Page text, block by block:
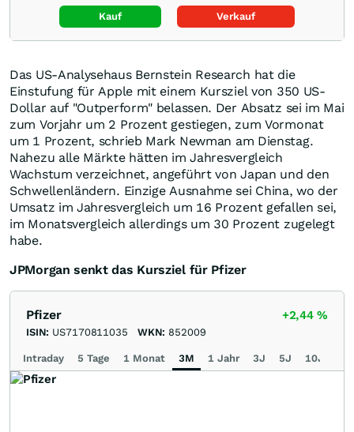
Kauf Verkauf
Das US-Analysehaus Bernstein Research hat die
Einstufung für Apple mit einem Kursziel von 350 US-
Dollar auf "Outperform" belassen. Der Absatz sei im Mai
zum Vorjahr um 2 Prozent gestiegen, zum Vormonat
um 1 Prozent, schrieb Mark Newman am Dienstag.
Nahezu alle Märkte hätten im Jahresvergleich
Wachstum verzeichnet, angeführt von Japan und den
Schwellenländern. Einzige Ausnahme sei China, wo der
Umsatz im Jahresvergleich um 16 Prozent gefallen sei,
im Monatsvergleich allerdings um 30 Prozent zugelegt
habe.
JPMorgan senkt das Kursziel für Pfizer
Pfizer +2,44%
ISIN: US7170811035 WKN: 852009
Intraday 5 Tage 1 Monat 3M 1 Jahr 3J 5J 10J